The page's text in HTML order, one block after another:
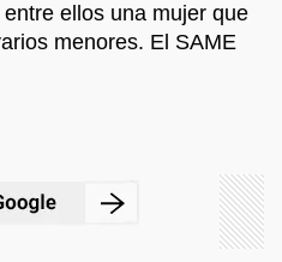
ellos una mujer que
menores. El SAME